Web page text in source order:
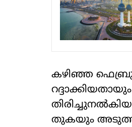
കഴിഞ്ഞ
തുകയും അടുത്ത